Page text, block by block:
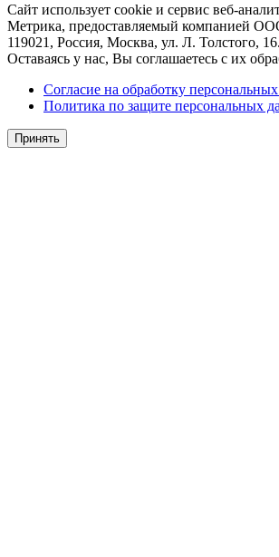
Сайт использует cookie и сервис веб-
Метрика, предоставляемый компанией
119021, Россия, Москва, ул. Л. Толстого, 16.
Оставаясь у нас, Вы соглашаетесь с их
Согласие на обработку
Политика по защите персональных
Принять